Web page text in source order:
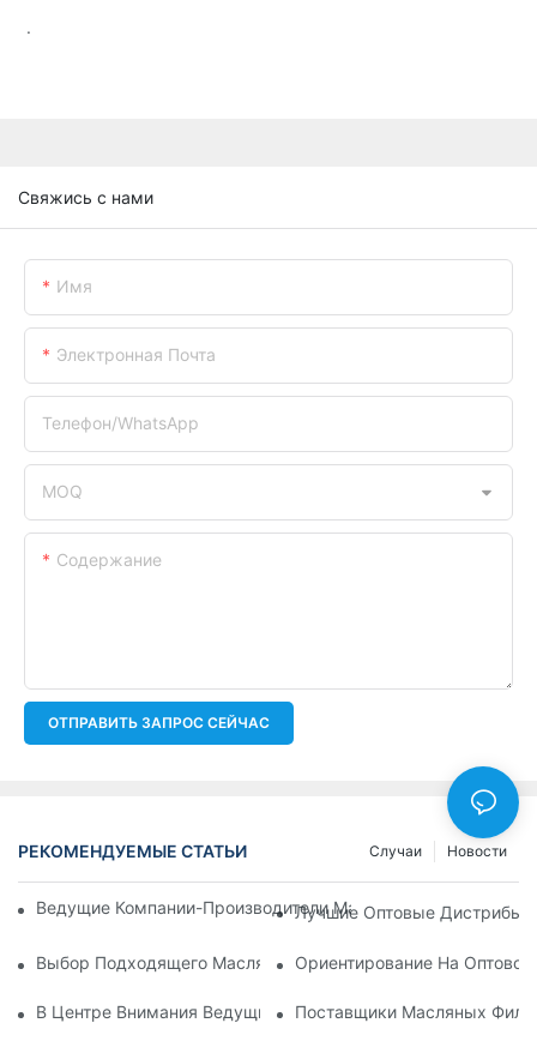
.
Свяжись с нами
Имя
Электронная Почта
Телефон/WhatsApp
MOQ
Содержание
ОТПРАВИТЬ ЗАПРОС СЕЙЧАС
РЕКОМЕНДУЕМЫЕ СТАТЬИ Новости
Случаи
Ведущие Компании-Производители Масляных Фильтров:
Лучшие Оптовые
Выбор Подходящего Масляного Фильтра Для Вашей
Ориентирование На
В Центре Внимания Ведущие Производители Масляных
Поставщики Масляных